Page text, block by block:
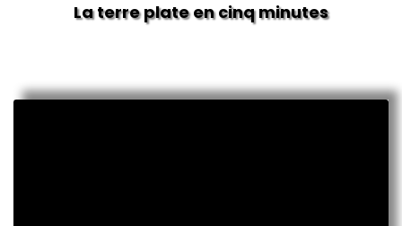
La terre plate en cinq minutes